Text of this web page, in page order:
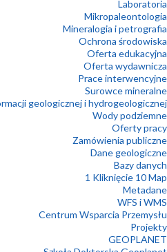
Laboratoria
Mikropaleontologia
Mineralogia i petrografia
Ochrona środowiska
Oferta edukacyjna
Oferta wydawnicza
Prace interwencyjne
Surowce mineralne
geologicznej i hydrogeologicznej
Wody podziemne
Oferty pracy
Zamówienia publiczne
Dane geologiczne
Bazy danych
1 Kliknięcie 10 Map
Metadane
WFS i WMS
Centrum Wsparcia Przemysłu
Projekty
GEOPLANET